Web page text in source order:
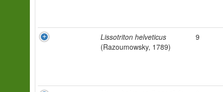
Lissotriton helveticus
(Razoumowsky, 1789)
9